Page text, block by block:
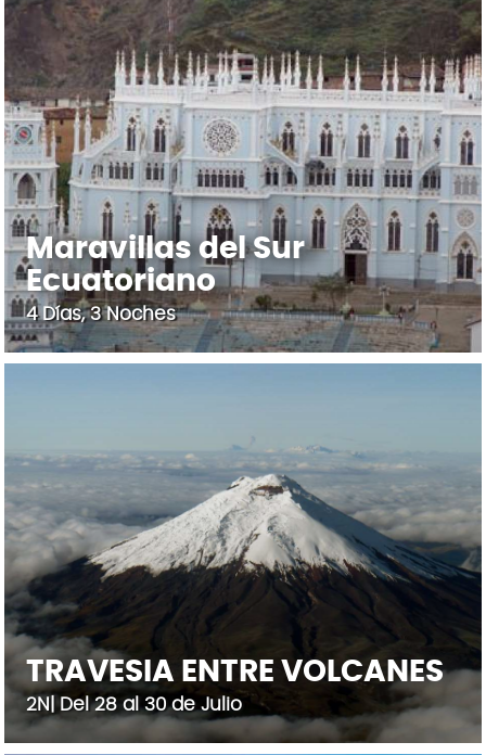
Maravillas del Sur
Ecuatoriano
4 Días, 3 Noches
TRAVESIA ENTRE VOLCANES
2N| Del 28 al 30 de Julio